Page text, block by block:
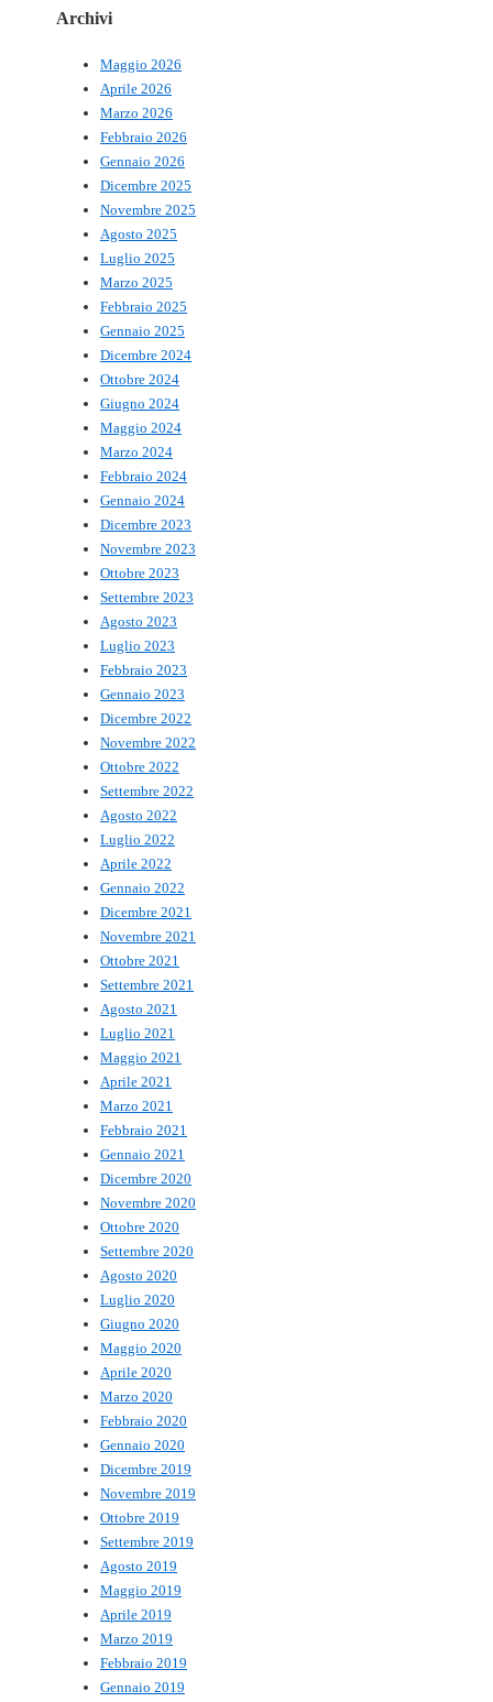
Archivi
Maggio 2026
Aprile 2026
Marzo 2026
Febbraio 2026
Gennaio 2026
Dicembre 2025
Novembre 2025
Agosto 2025
Luglio 2025
Marzo 2025
Febbraio 2025
Gennaio 2025
Dicembre 2024
Ottobre 2024
Giugno 2024
Maggio 2024
Marzo 2024
Febbraio 2024
Gennaio 2024
Dicembre 2023
Novembre 2023
Ottobre 2023
Settembre 2023
Agosto 2023
Luglio 2023
Febbraio 2023
Gennaio 2023
Dicembre 2022
Novembre 2022
Ottobre 2022
Settembre 2022
Agosto 2022
Luglio 2022
Aprile 2022
Gennaio 2022
Dicembre 2021
Novembre 2021
Ottobre 2021
Settembre 2021
Agosto 2021
Luglio 2021
Maggio 2021
Aprile 2021
Marzo 2021
Febbraio 2021
Gennaio 2021
Dicembre 2020
Novembre 2020
Ottobre 2020
Settembre 2020
Agosto 2020
Luglio 2020
Giugno 2020
Maggio 2020
Aprile 2020
Marzo 2020
Febbraio 2020
Gennaio 2020
Dicembre 2019
Novembre 2019
Ottobre 2019
Settembre 2019
Agosto 2019
Maggio 2019
Aprile 2019
Marzo 2019
Febbraio 2019
Gennaio 2019